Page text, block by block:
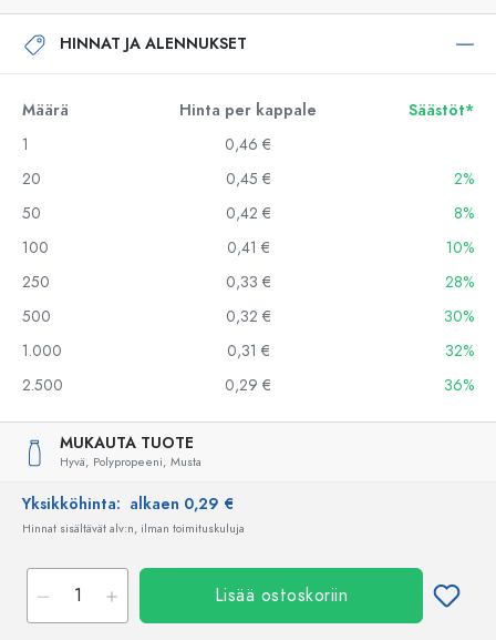
HINNAT JA ALENNUKSET
Määrä Hinta per kappale
Säästöt*
1
0,46 €
20
0,45 €
2%
50
0,42 €
8%
100
0,41 €
10%
250
0,33 €
28%
500
0,32 €
30%
1.000
0,31 €
32%
2.500
0,29 € 36%
MUKAUTA TUOTE
Hyvä, Polypropeeni, Musta
Yksikköhinta: alkaen 0,29 €
Hinnat sisältävät alv:n, ilman toimituskuluja
Lisää ostoskoriin